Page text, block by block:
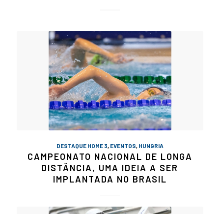
DESTAQUE HOME 3, EVENTOS, HUNGRIA
CAMPEONATO NACIONAL DE LONGA
DISTÂNCIA, UMA IDEIA A SER
IMPLANTADA NO BRASIL